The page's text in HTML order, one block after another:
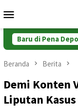
ke
Mobile
Baru di Pena
Sampah, Dosen
Beranda Berita
Demi Konten
Liputan